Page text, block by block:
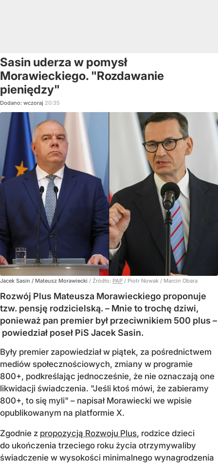
Sasin uderza w pomysł
Morawieckiego. "Rozdawanie
pieniędzy"
Dodano: wczoraj 20:35
Jacek Sasin / Mateusz Morawiecki / Źródło: PAP / Piotr Nowak / Marcin Obara
Rozwój Plus Mateusza Morawieckiego proponuje
tzw. pensję rodzicielską. – Mnie to trochę dziwi,
ponieważ pan premier był przeciwnikiem 500 plus –
powiedział poseł PiS Jacek Sasin.
Były premier zapowiedział w piątek, za pośrednictwem
mediów społecznościowych, zmiany w programie
800+, podkreślając jednocześnie, że nie oznaczają one
likwidacji świadczenia. "Jeśli ktoś mówi, że zabieramy
800+, to się myli" – napisał Morawiecki we wpisie
opublikowanym na platformie X.
Zgodnie z propozycją Rozwoju Plus, rodzice dzieci
do ukończenia trzeciego roku życia otrzymywaliby
świadczenie w wysokości minimalnego wynagrodzenia